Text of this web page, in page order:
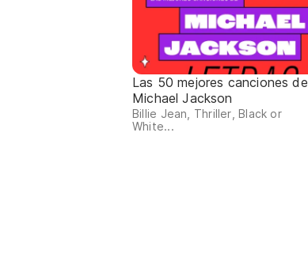
Las 50 mejores canciones de
Michael Jackson
Billie Jean, Thriller, Black or
White...